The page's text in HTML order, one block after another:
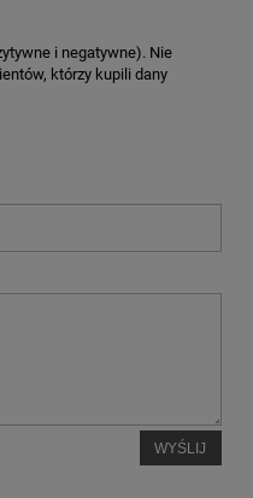
i negatywne). Nie
którzy kupili dany
WYŚLIJ